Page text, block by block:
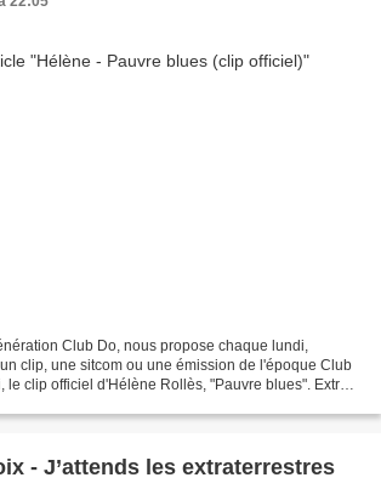
Club Do, nous propose chaque lundi,
clip, une sitcom ou une émission de l'époque Club
le clip officiel d'Hélène Rollès, "Pauvre blues". Extrait
- J’attends les extraterrestres